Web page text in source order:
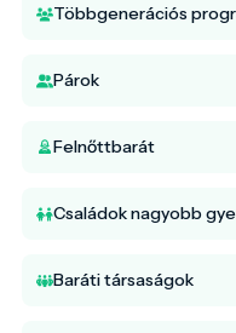
Többgenerációs
Párok
Felnőttbarát
Családok nagyobb
Baráti társaságok